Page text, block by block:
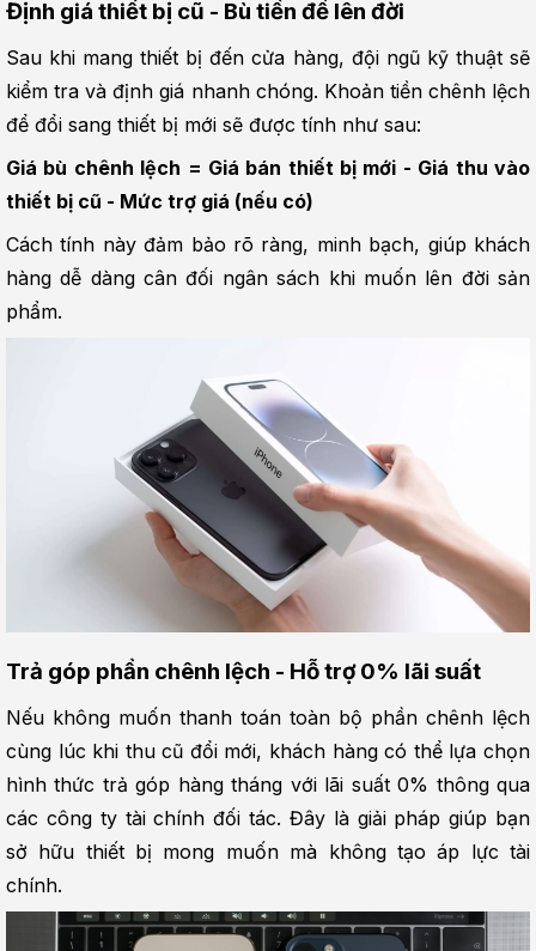
Định giá thiết bị cũ - Bù tiền để lên đời
Sau khi mang thiết bị đến cửa hàng, đội ngũ kỹ thuật sẽ
kiểm tra và định giá nhanh chóng. Khoản tiền chênh lệch
để đổi sang thiết bị mới sẽ được tính như sau:
Giá bù chênh lệch = Giá bán thiết bị mới - Giá thu vào
thiết bị cũ - Mức trợ giá (nếu có)
Cách tính này đảm bảo rõ ràng, minh bạch, giúp khách
hàng dễ dàng cân đối ngân sách khi muốn lên đời sản
phẩm.
Trả góp phần chênh lệch - Hỗ trợ 0% lãi suất
Nếu không muốn thanh toán toàn bộ phần chênh lệch
cùng lúc khi thu cũ đổi mới, khách hàng có thể lựa chọn
hình thức trả góp hàng tháng với lãi suất 0% thông qua
các công ty tài chính đối tác. Đây là giải pháp giúp bạn
sở hữu thiết bị mong muốn mà không tạo áp lực tài
chính.